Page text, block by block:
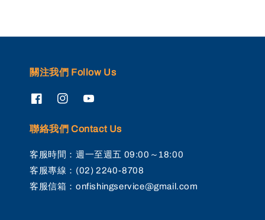
關注我們 Follow Us
聯絡我們 Contact Us
客服時間：週一至週五 09:00～18:00
客服專線：(02) 2240-8708
客服信箱：onfishingservice@gmail.com